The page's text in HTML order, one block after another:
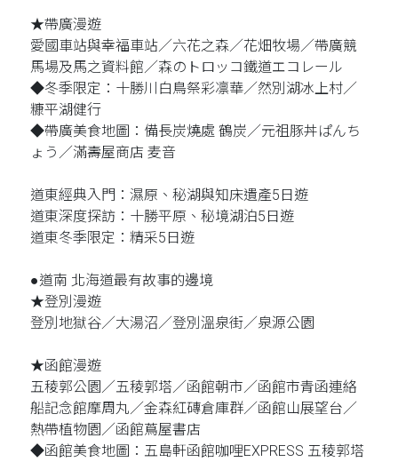
★帶廣漫遊
愛國車站與幸福車站／六花之森／花畑牧場／帶廣競
馬場及馬之資料館／森のトロッコ鐵道エコレール
◆冬季限定：十勝川白鳥祭彩凛華／然別湖冰上村／
糠平湖健行
◆帶廣美食地圖：備長炭燒處 鶴炭／元祖豚丼ぱんち
ょう／滿壽屋商店 麦音
道東經典入門：濕原、秘湖與知床遺產5日遊
道東深度探訪：十勝平原、秘境湖泊5日遊
道東冬季限定：精采5日遊
●道南 北海道最有故事的邊境
★登別漫遊
登別地獄谷／大湯沼／登別溫泉街／泉源公園
★函館漫遊
五稜郭公園／五稜郭塔／函館朝市／函館市青函連絡
船記念館摩周丸／金森紅磚倉庫群／函館山展望台／
熱帶植物園／函館蔦屋書店
◆函館美食地圖：五島軒函館咖哩EXPRESS 五稜郭塔